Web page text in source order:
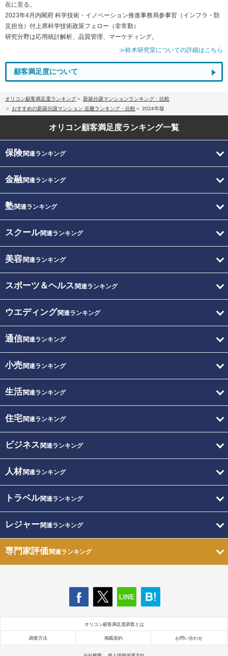
在に至る。
2023年4月内閣府 科学技術・イノベーション推進事務局参事官（インフラ・防
災担当）付上席科学技術政策フェロー（非常勤）
研究分野は応用統計解析、品質管理、マーケティング。
≫鈴木研究室についての詳細はこちら
顧客満足度について
オリコン顧客満足度ランキング
新築分譲マンションランキング・比較
おすすめの新築分譲マンション 近畿ランキング・比較
2024年版
オリコン顧客満足度ランキング一覧
保険関連ランキング
金融関連ランキング
塾関連ランキング
スクール関連ランキング
美容関連ランキング
スポーツ＆ヘルス 関連ランキング
ウエディング関連ランキング
通信関連ランキング
小売関連ランキング
生活関連ランキング
住宅関連ランキング
ビジネス 関連ランキング
人材関連ランキング
トラベル関連ランキング
レジャー関連ランキング
専門家評価関連ランキング
オリコン顧客満足度調査とは
調査方法 掲載規約 お問い合わせ